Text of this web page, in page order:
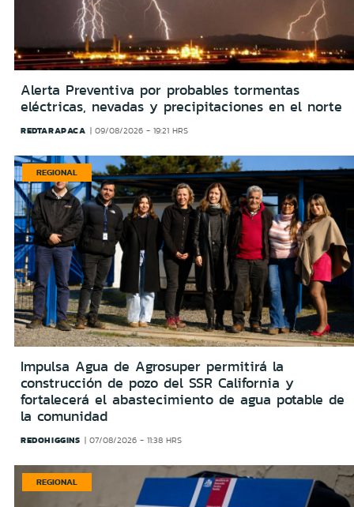
Alerta Preventiva por probables tormentas
eléctricas, nevadas y precipitaciones en el norte
REDTARAPACA 09/08/2026 - 19:21 HRS
REGIONAL
Impulsa Agua de Agrosuper permitirá la
construcción de pozo del SSR California y
fortalecerá el abastecimiento de agua potable de
la comunidad
REDOHIGGINS 07/08/2026 - 11:38 HRS
REGIONAL